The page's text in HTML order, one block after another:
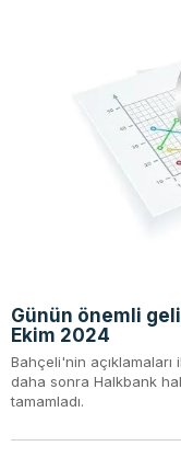
Günün önemli
Ekim 2024
Bahçeli'nin
daha sonra Halkbank
tamamladı.